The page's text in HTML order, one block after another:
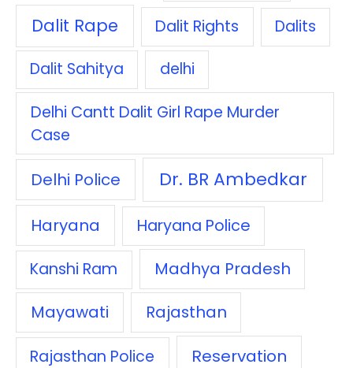
Dalit Rape Dalit Rights Dalits
Dalit Sahitya delhi
Delhi Cantt Dalit Girl Rape Murder
Case
Delhi Police Dr. BR Ambedkar
Haryana Haryana Police
Kanshi Ram
Madhya Pradesh
Mayawati
Rajasthan
Rajasthan Police Reservation